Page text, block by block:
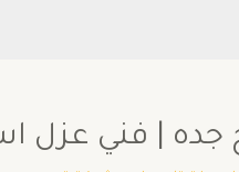
فني عزل اسطح